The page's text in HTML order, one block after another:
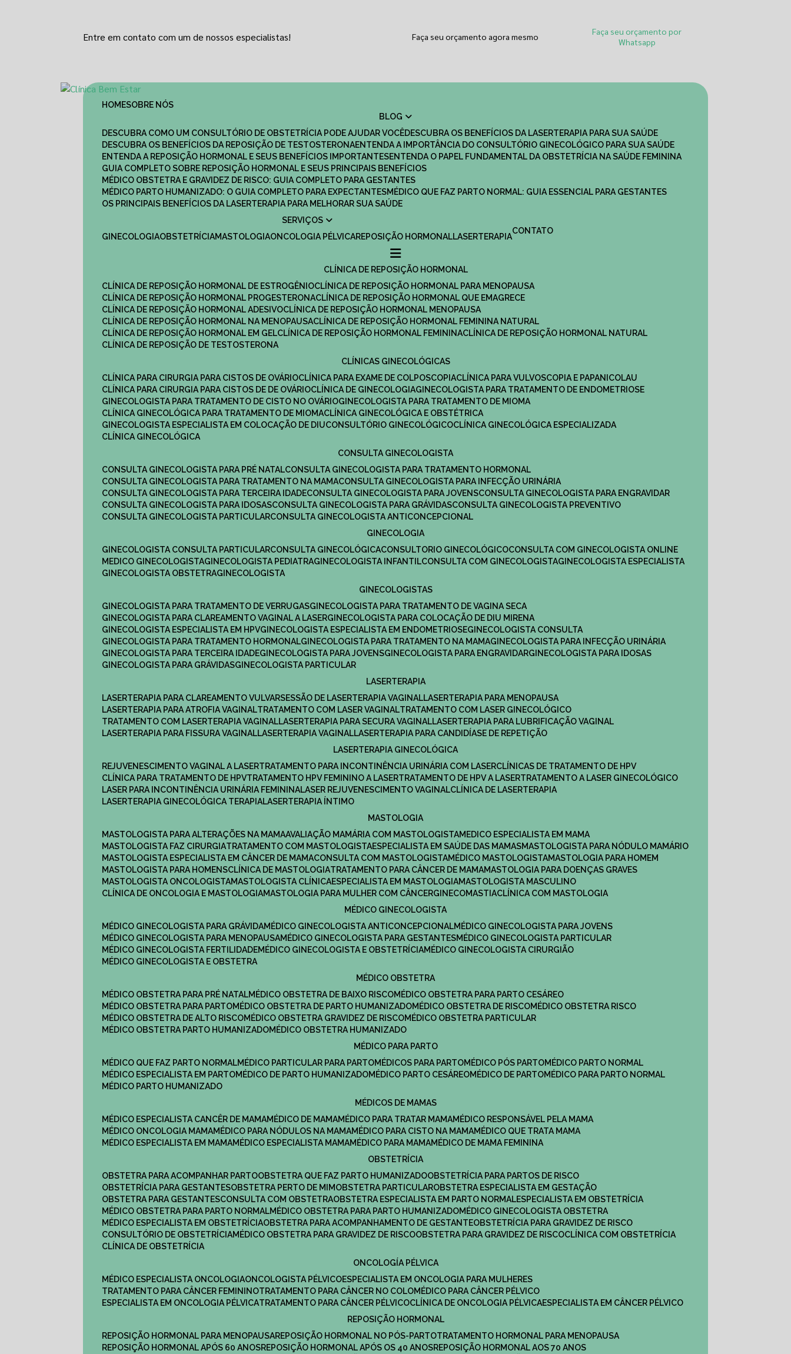
Entre em contato com um de nossos especialistas! Faça seu orçamento agora mesmo
Faça seu orçamento por
Whatsapp
HOME
SOBRE NÓS
BLOG
DESCUBRA COMO UM CONSULTÓRIO DE OBSTETRÍCIA PODE AJUDAR VOCÊ
DESCUBRA OS BENEFÍCIOS DA LASERTERAPIA PARA SUA SAÚDE
DESCUBRA OS BENEFÍCIOS DA REPOSIÇÃO DE TESTOSTERONA
ENTENDA A IMPORTÂNCIA DO CONSULTÓRIO GINECOLÓGICO PARA SUA SAÚDE
ENTENDA A REPOSIÇÃO HORMONAL E SEUS BENEFÍCIOS IMPORTANTES
ENTENDA O PAPEL FUNDAMENTAL DA OBSTETRÍCIA NA SAÚDE FEMININA
GUIA COMPLETO SOBRE REPOSIÇÃO HORMONAL E SEUS PRINCIPAIS BENEFÍCIOS
MÉDICO OBSTETRA E GRAVIDEZ DE RISCO: GUIA COMPLETO PARA GESTANTES
MÉDICO PARTO HUMANIZADO: O GUIA COMPLETO PARA EXPECTANTES
MÉDICO QUE FAZ PARTO NORMAL: GUIA ESSENCIAL PARA GESTANTES
OS PRINCIPAIS BENEFÍCIOS DA LASERTERAPIA PARA MELHORAR SUA SAÚDE
SERVIÇOS
GINECOLOGIA
OBSTETRÍCIA MASTOLOGIA ONCOLOGIA PÉLVICA REPOSIÇÃO HORMONAL LASERTERAPIA
CONTATO
CLÍNICA DE REPOSIÇÃO HORMONAL
CLÍNICA DE REPOSIÇÃO HORMONAL DE ESTROGÊNIO
CLÍNICA DE REPOSIÇÃO HORMONAL PARA MENOPAUSA
CLÍNICA DE REPOSIÇÃO HORMONAL PROGESTERONA
CLÍNICA DE REPOSIÇÃO HORMONAL QUE EMAGRECE
CLÍNICA DE REPOSIÇÃO HORMONAL ADESIVO
CLÍNICA DE REPOSIÇÃO HORMONAL MENOPAUSA
CLÍNICA DE REPOSIÇÃO HORMONAL NA MENOPAUSA
CLÍNICA DE REPOSIÇÃO HORMONAL FEMININA NATURAL
CLÍNICA DE REPOSIÇÃO HORMONAL EM GEL
CLÍNICA DE REPOSIÇÃO HORMONAL FEMININA
CLÍNICA DE REPOSIÇÃO HORMONAL NATURAL
CLÍNICA DE REPOSIÇÃO DE TESTOSTERONA
CLÍNICAS GINECOLÓGICAS
CLÍNICA PARA CIRURGIA PARA CISTOS DE OVÁRIO
CLÍNICA PARA EXAME DE COLPOSCOPIA
CLÍNICA PARA VULVOSCOPIA E PAPANICOLAU
CLÍNICA PARA CIRURGIA PARA CISTOS DE DE OVÁRIO
CLÍNICA DE GINECOLOGIA
GINECOLOGISTA PARA TRATAMENTO DE ENDOMETRIOSE
GINECOLOGISTA PARA TRATAMENTO DE CISTO NO OVÁRIO
GINECOLOGISTA PARA TRATAMENTO DE MIOMA
CLÍNICA GINECOLÓGICA PARA TRATAMENTO DE MIOMA
CLÍNICA GINECOLÓGICA E OBSTÉTRICA
GINECOLOGISTA ESPECIALISTA EM COLOCAÇÃO DE DIU
CONSULTÓRIO GINECOLÓGICO
CLÍNICA GINECOLÓGICA ESPECIALIZADA
CLÍNICA GINECOLÓGICA
CONSULTA GINECOLOGISTA
CONSULTA GINECOLOGISTA PARA PRÉ NATAL
CONSULTA GINECOLOGISTA PARA TRATAMENTO HORMONAL
CONSULTA GINECOLOGISTA PARA TRATAMENTO NA MAMA
CONSULTA GINECOLOGISTA PARA INFECÇÃO URINÁRIA
CONSULTA GINECOLOGISTA PARA TERCEIRA IDADE
CONSULTA GINECOLOGISTA PARA JOVENS
CONSULTA GINECOLOGISTA PARA ENGRAVIDAR
CONSULTA GINECOLOGISTA PARA IDOSAS
CONSULTA GINECOLOGISTA PARA GRÁVIDAS
CONSULTA GINECOLOGISTA PREVENTIVO
CONSULTA GINECOLOGISTA PARTICULAR
CONSULTA GINECOLOGISTA ANTICONCEPCIONAL
GINECOLOGIA
GINECOLOGISTA CONSULTA PARTICULAR​
CONSULTA GINECOLÓGICA​ CONSULTORIO GINECOLÓGICO​
CONSULTA COM GINECOLOGISTA ONLINE​
MEDICO GINECOLOGISTA​
GINECOLOGISTA PEDIATRA​ GINECOLOGISTA INFANTIL​ CONSULTA COM GINECOLOGISTA​
GINECOLOGISTA ESPECIALISTA
GINECOLOGISTA OBSTETRA​
GINECOLOGISTA
GINECOLOGISTAS
GINECOLOGISTA PARA TRATAMENTO DE VERRUGAS
GINECOLOGISTA PARA TRATAMENTO DE VAGINA SECA
GINECOLOGISTA PARA CLAREAMENTO VAGINAL A LASER
GINECOLOGISTA PARA COLOCAÇÃO DE DIU MIRENA
GINECOLOGISTA ESPECIALISTA EM HPV
GINECOLOGISTA ESPECIALISTA EM ENDOMETRIOSE
GINECOLOGISTA CONSULTA
GINECOLOGISTA PARA TRATAMENTO HORMONAL
GINECOLOGISTA PARA TRATAMENTO NA MAMA
GINECOLOGISTA PARA INFECÇÃO URINÁRIA
GINECOLOGISTA PARA TERCEIRA IDADE
GINECOLOGISTA PARA JOVENS GINECOLOGISTA PARA ENGRAVIDAR
GINECOLOGISTA PARA IDOSAS
GINECOLOGISTA PARA GRÁVIDAS
GINECOLOGISTA PARTICULAR
LASERTERAPIA
LASERTERAPIA PARA CLAREAMENTO VULVAR
SESSÃO DE LASERTERAPIA​ VAGINAL LASERTERAPIA PARA MENOPAUSA
LASERTERAPIA PARA ATROFIA VAGINAL
TRATAMENTO COM LASER VAGINAL
TRATAMENTO COM LASER GINECOLÓGICO
TRATAMENTO COM LASERTERAPIA​ VAGINAL LASERTERAPIA PARA SECURA VAGINAL​ LASERTERAPIA PARA LUBRIFICAÇÃO VAGINAL​
LASERTERAPIA PARA FISSURA VAGINAL​ LASERTERAPIA VAGINAL​ LASERTERAPIA PARA CANDIDÍASE DE REPETIÇÃO
LASERTERAPIA GINECOLÓGICA
REJUVENESCIMENTO VAGINAL A LASER
TRATAMENTO PARA INCONTINÊNCIA URINÁRIA COM LASER
CLÍNICAS DE TRATAMENTO DE HPV
CLÍNICA PARA TRATAMENTO DE HPV
TRATAMENTO HPV FEMININO A LASER TRATAMENTO DE HPV A LASER
TRATAMENTO A LASER GINECOLÓGICO
LASER PARA INCONTINÊNCIA URINÁRIA FEMININA LASER REJUVENESCIMENTO VAGINAL
CLÍNICA DE LASERTERAPIA
LASERTERAPIA GINECOLÓGICA TERAPIA LASERTERAPIA ÍNTIMO
MASTOLOGIA
MASTOLOGISTA PARA ALTERAÇÕES NA MAMA AVALIAÇÃO MAMÁRIA COM MASTOLOGISTA
MEDICO ESPECIALISTA EM MAMA​
MASTOLOGISTA FAZ CIRURGIA
TRATAMENTO COM MASTOLOGISTA ESPECIALISTA EM SAÚDE DAS MAMAS
MASTOLOGISTA PARA NÓDULO MAMÁRIO
MASTOLOGISTA ESPECIALISTA EM CÂNCER DE MAMA
CONSULTA COM MASTOLOGISTA MÉDICO MASTOLOGISTA
MASTOLOGIA PARA HOMEM
MASTOLOGISTA PARA HOMENS
CLÍNICA DE MASTOLOGIA TRATAMENTO PARA CÂNCER DE MAMA
MASTOLOGIA PARA DOENÇAS GRAVES
MASTOLOGISTA ONCOLOGISTA
MASTOLOGISTA CLÍNICA ESPECIALISTA EM MASTOLOGIA
MASTOLOGISTA MASCULINO
CLÍNICA DE ONCOLOGIA E MASTOLOGIA
MASTOLOGIA PARA MULHER COM CÂNCER GINECOMASTIA
CLÍNICA COM MASTOLOGIA
MÉDICO GINECOLOGISTA
MÉDICO GINECOLOGISTA PARA GRÁVIDA
MÉDICO GINECOLOGISTA ANTICONCEPCIONAL
MÉDICO GINECOLOGISTA PARA JOVENS
MÉDICO GINECOLOGISTA PARA MENOPAUSA
MÉDICO GINECOLOGISTA PARA GESTANTES
MÉDICO GINECOLOGISTA PARTICULAR
MÉDICO GINECOLOGISTA FERTILIDADE
MÉDICO GINECOLOGISTA E OBSTETRÍCIA
MÉDICO GINECOLOGISTA CIRURGIÃO
MÉDICO GINECOLOGISTA E OBSTETRA
MÉDICO OBSTETRA
MÉDICO OBSTETRA PARA PRÉ NATAL
MÉDICO OBSTETRA DE BAIXO RISCO
MÉDICO OBSTETRA PARA PARTO CESÁREO
MÉDICO OBSTETRA PARA PARTO
MÉDICO OBSTETRA DE PARTO HUMANIZADO MÉDICO OBSTETRA DE RISCO
MÉDICO OBSTETRA RISCO
MÉDICO OBSTETRA DE ALTO RISCO
MÉDICO OBSTETRA GRAVIDEZ DE RISCO
MÉDICO OBSTETRA PARTICULAR
MÉDICO OBSTETRA PARTO HUMANIZADO
MÉDICO OBSTETRA HUMANIZADO
MÉDICO PARA PARTO
MÉDICO QUE FAZ PARTO NORMAL
MÉDICO PARTICULAR PARA PARTO MÉDICOS PARA PARTO MÉDICO PÓS PARTO
MÉDICO PARTO NORMAL
MÉDICO ESPECIALISTA EM PARTO
MÉDICO DE PARTO HUMANIZADO MÉDICO PARTO CESÁREO MÉDICO DE PARTO
MÉDICO PARA PARTO NORMAL
MÉDICO PARTO HUMANIZADO
MÉDICOS DE MAMAS
MÉDICO ESPECIALISTA CANCÊR DE MAMA
MÉDICO DE MAMA MÉDICO PARA TRATAR MAMA
MÉDICO RESPONSÁVEL PELA MAMA
MÉDICO ONCOLOGIA MAMA
MÉDICO PARA NÓDULOS NA MAMA MÉDICO PARA CISTO NA MAMA
MÉDICO QUE TRATA MAMA
MÉDICO ESPECIALISTA EM MAMA
MÉDICO ESPECIALISTA MAMA MÉDICO PARA MAMA
MÉDICO DE MAMA FEMININA
OBSTETRÍCIA
OBSTETRA PARA ACOMPANHAR PARTO
OBSTETRA QUE FAZ PARTO HUMANIZADO
OBSTETRÍCIA PARA PARTOS DE RISCO
OBSTETRÍCIA PARA GESTANTES
OBSTETRA PERTO DE MIM OBSTETRA PARTICULAR
OBSTETRA ESPECIALISTA EM GESTAÇÃO
OBSTETRA PARA GESTANTES
CONSULTA COM OBSTETRA OBSTETRA ESPECIALISTA EM PARTO NORMAL ESPECIALISTA EM OBSTETRÍCIA
MÉDICO OBSTETRA PARA PARTO NORMAL
MÉDICO OBSTETRA PARA PARTO HUMANIZADO
MÉDICO GINECOLOGISTA OBSTETRA
MÉDICO ESPECIALISTA EM OBSTETRÍCIA
OBSTETRA PARA ACOMPANHAMENTO DE GESTANTE
OBSTETRÍCIA PARA GRAVIDEZ DE RISCO
CONSULTÓRIO DE OBSTETRÍCIA
MÉDICO OBSTETRA PARA GRAVIDEZ DE RISCO OBSTETRA PARA GRAVIDEZ DE RISCO
CLÍNICA COM OBSTETRÍCIA
CLÍNICA DE OBSTETRÍCIA
ONCOLOGÍA PÉLVICA
MÉDICO ESPECIALISTA ONCOLOGIA
ONCOLOGISTA PÉLVICO ESPECIALISTA EM ONCOLOGIA PARA MULHERES
TRATAMENTO PARA CÂNCER FEMININO
TRATAMENTO PARA CÂNCER NO COLO
MÉDICO PARA CÂNCER PÉLVICO
ESPECIALISTA EM ONCOLOGIA PÉLVICA
TRATAMENTO PARA CÂNCER PÉLVICO CLÍNICA DE ONCOLOGIA PÉLVICA ESPECIALISTA EM CÂNCER PÉLVICO
REPOSIÇÃO HORMONAL
REPOSIÇÃO HORMONAL PARA MENOPAUSA
REPOSIÇÃO HORMONAL NO PÓS-PARTO
TRATAMENTO HORMONAL PARA MENOPAUSA
REPOSIÇÃO HORMONAL APÓS 60 ANOS
REPOSIÇÃO HORMONAL APÓS OS 40 ANOS
REPOSIÇÃO HORMONAL AOS 70 ANOS